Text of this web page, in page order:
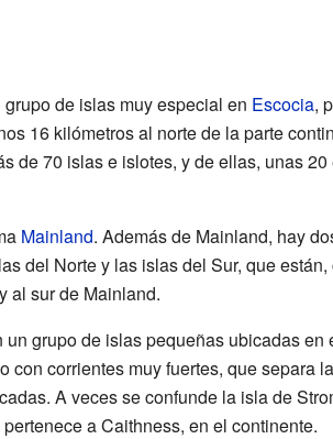
de islas muy especial en Escocia,
16 kilómetros al norte de la parte
de 70 islas e islotes, y de ellas, unas
Mainland. Además de Mainland, hay
del Norte y las islas del Sur, que están,
al sur de Mainland.
grupo de islas pequeñas ubicadas en
con corrientes muy fuertes, que separa
A veces se confunde la isla de
a Caithness, en el continente.